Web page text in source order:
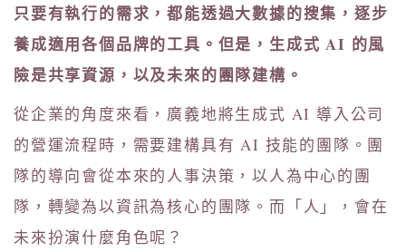
只要有執行的需求，都能透過大數據的搜集，逐步
養成適用各個品牌的工具。但是，生成式 AI 的風
險是共享資源，以及未來的團隊建構。
從企業的角度來看，廣義地將生成式 AI 導入公司
的營運流程時，需要建構具有 AI 技能的團隊。團
隊的導向會從本來的人事決策，以人為中心的團
隊，轉變為以資訊為核心的團隊。而「人」，會在
未來扮演什麼角色呢？